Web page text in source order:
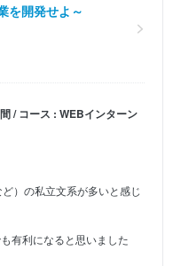
を開発せよ～
/ コース : WEBインターン
）の私立文系が多いと感じ
有利になると思いました